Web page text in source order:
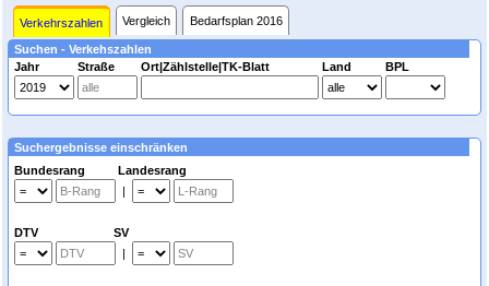
Verkehrszahlen Vergleich Bedarfsplan 2016
Suchen - Verkehszahlen
Jahr
Straße Ort|Zählstelle|TK-Blatt Land BPL
Suchergebnisse einschränken
Bundesrang Landesrang
|
DTV SV
|